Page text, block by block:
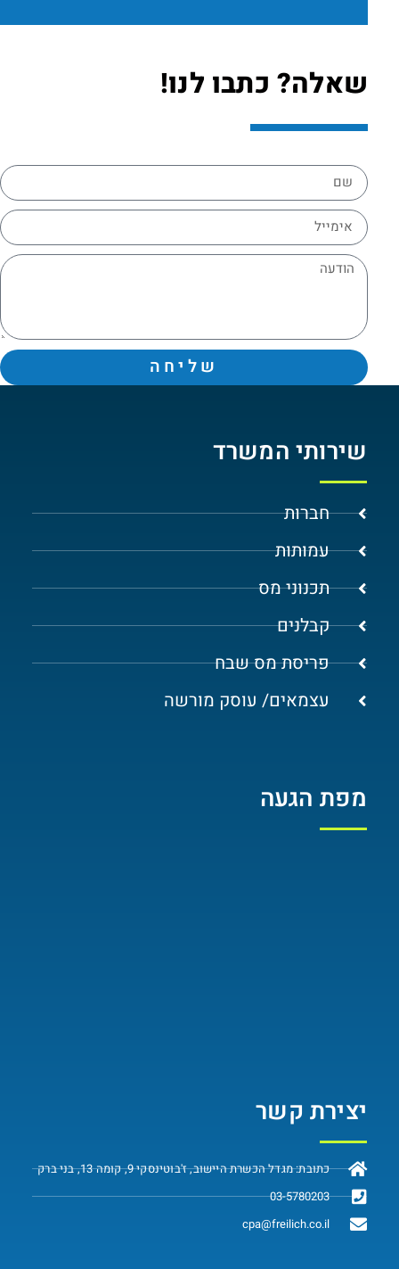
שאלה? כתבו לנו!
שליחה
שירותי המשרד
חברות
עמותות
תכנוני מס
קבלנים
פריסת מס שבח
עצמאים/ עוסק מורשה
מפת הגעה
יצירת קשר
כתובת: מגדל הכשרת היישוב, ז'בוטינסקי 9, קומה 13, בני ברק
03-5780203
cpa@freilich.co.il